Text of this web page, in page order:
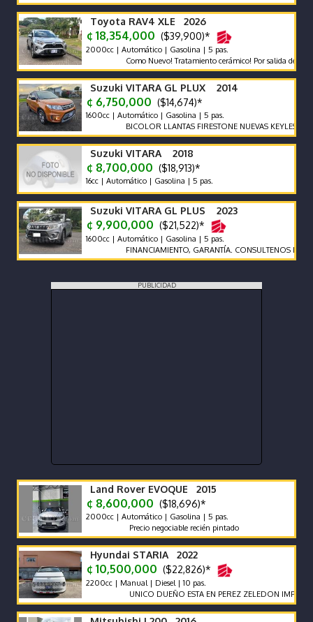
Toyota RAV4 XLE 2026
¢ 18,354,000 ($39,900)*
2000cc | Automático | Gasolina | 5 pas.
Como Nuevo! Tratamiento cerámico! Por salida del país no
Suzuki VITARA GL PLUX 2014
¢ 6,750,000 ($14,674)*
1600cc | Automático | Gasolina | 5 pas.
BICOLOR LLANTAS FIRESTONE NUEVAS KEYLESS
Suzuki VITARA 2018
¢ 8,700,000 ($18,913)*
16cc | Automático | Gasolina | 5 pas.
Suzuki VITARA GL PLUS 2023
¢ 9,900,000 ($21,522)*
1600cc | Automático | Gasolina | 5 pas.
FINANCIAMIENTO, GARANTÍA. CONSULTENOS POR
PUBLICIDAD
Land Rover EVOQUE 2015
¢ 8,600,000 ($18,696)*
2000cc | Automático | Gasolina | 5 pas.
Precio negociable recién pintado
Hyundai STARIA 2022
¢ 10,500,000 ($22,826)*
2200cc | Manual | Diesel | 10 pas.
UNICO DUEÑO ESTA EN PEREZ ZELEDON IMPECABLE